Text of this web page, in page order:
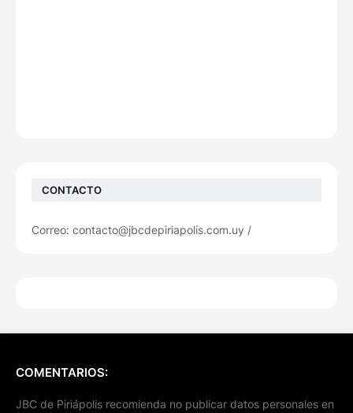
CONTACTO
Correo: contacto@jbcdepiriapolis.com.uy /
COMENTARIOS:
JBC de Piriápolis recomienda no publicar datos personales en